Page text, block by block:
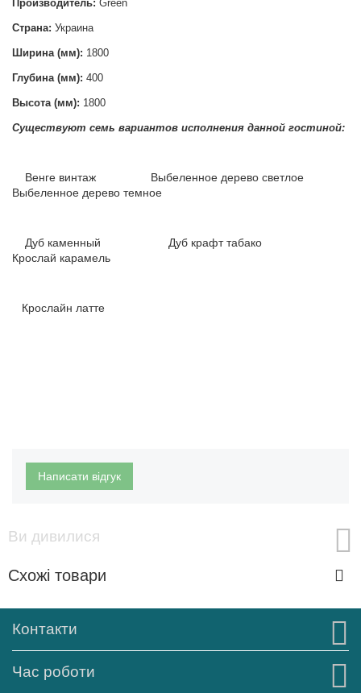
Производитель: Green
Страна: Украина
Ширина (мм): 1800
Глубина (мм): 400
Высота (мм): 1800
Существуют семь вариантов исполнения данной гостиной:
Венге винтаж Выбеленное дерево светлое
Выбеленное дерево темное
Дуб каменный Дуб крафт табако
Крослай карамель
Крослайн латте
Написати відгук
Ви дивилися
Схожі товари
Контакти
Час роботи